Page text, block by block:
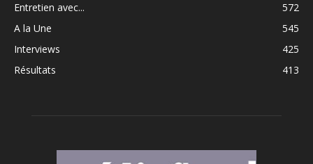
Entretien avec...
572
A la Une
545
Interviews
425
Résultats
413